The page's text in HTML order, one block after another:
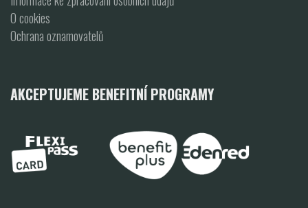
O cookies
Ochrana oznamovatelů
AKCEPTUJEME BENEFITNÍ PROGRAMY